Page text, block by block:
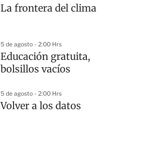
La frontera del clima
5 de agosto - 2:00 Hrs
Educación gratuita,
bolsillos vacíos
5 de agosto - 2:00 Hrs
Volver a los datos